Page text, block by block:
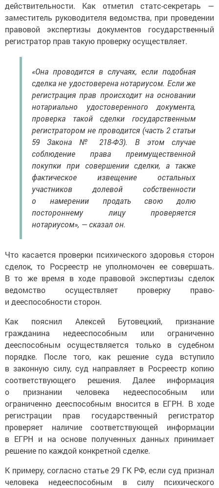
действительности. Как отметил статс-секретарь —
заместитель руководителя ведомства, при проведении
правовой экспертизы документов государственный
регистратор прав такую проверку осуществляет.
«Она проводится в случаях, если подобная
сделка не удостоверена нотариусом. Если же
регистрация прав происходит на основании
нотариально удостоверенного документа,
проверка такой сделки государственным
регистратором не проводится (часть 2 статьи
59 Закона № 218-ФЗ). В этом случае
соблюдение права преимущественной
покупки при совершении сделки, а также
фактическое извещение остальных
участников долевой собственности
о намерении продать свою долю
постороннему лицу проверяется
нотариусом», — сказал он.
Что касается проверки психического здоровья сторон
сделок, то Росреестр не уполномочен ее совершать.
В то же время в ходе правовой экспертизы сделок
ведомство осуществляет проверку право-
и дееспособности сторон.
Как пояснил Алексей Бутовецкий, признание
гражданина недееспособным или ограниченно
дееспособным осуществляется только в судебном
порядке. После того, как решение суда вступило
в законную силу, суд направляет в Росреестр копию
соответствующего решения. Далее информация
о признании человека недееспособным или
ограниченно дееспособным вносится в ЕГРН. В ходе
регистрации прав государственный регистратор
проверяет наличие соответствующей информации
в ЕГРН и на основе полученных данных принимает
решение по каждой конкретной сделке.
К примеру, согласно статье 29 ГК РФ, если суд признал
человека недееспособным в силу психического